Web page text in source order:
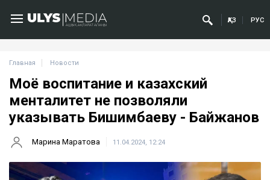
ҚАЗ РУС
Главная Новости
Моё воспитание и казахский
менталитет не позволяли
указывать Бишимбаеву - Байжанов
Марина Маратова 11.04.2024, 12:24